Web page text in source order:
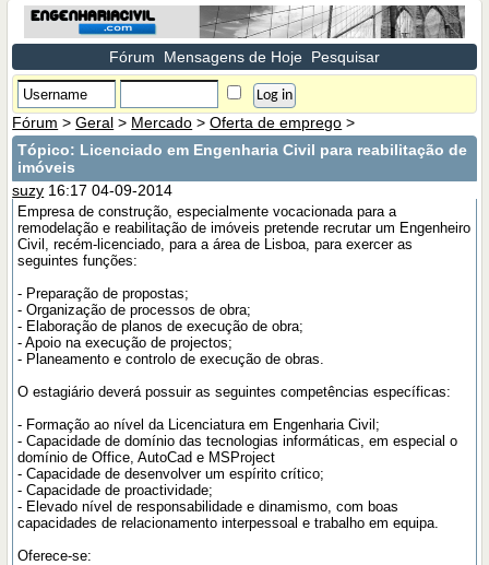
Fórum Mensagens de Hoje Pesquisar
Fórum >Geral > Mercado >Oferta de emprego >
Tópico: Licenciado em Engenharia Civil para reabilitação de
imóveis
suzy 16:17 04-09-2014
Empresa de construção, especialmente vocacionada para a
remodelação e reabilitação de imóveis pretende recrutar um Engenheiro
Civil, recém-licenciado, para a área de Lisboa, para exercer as
seguintes funções:
- Preparação de propostas;
- Organização de processos de obra;
- Elaboração de planos de execução de obra;
- Apoio na execução de projectos;
- Planeamento e controlo de execução de obras.
O estagiário deverá possuir as seguintes competências específicas:
- Formação ao nível da Licenciatura em Engenharia Civil;
- Capacidade de domínio das tecnologias informáticas, em especial o
domínio de Office, AutoCad e MSProject
- Capacidade de desenvolver um espírito crítico;
- Capacidade de proactividade;
- Elevado nível de responsabilidade e dinamismo, com boas
capacidades de relacionamento interpessoal e trabalho em equipa.
Oferece-se: